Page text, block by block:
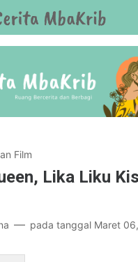
Film
Lika Liku
pada tanggal Maret